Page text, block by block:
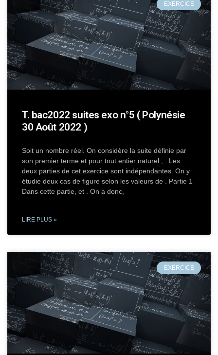
EXERCICE
T. bac2022 suites exo n°5 ( Polynésie
30 Août 2022 )
Soit un nombre réel. On considère la suite définie par
son premier terme et pour tout entier naturel , . Les
deux parties de cet exercice sont indépendantes. On y
étudie deux cas de figure selon les valeurs de . Partie 1
Dans cette partie, et . On a donc,
LIRE PLUS »
EXERCICE